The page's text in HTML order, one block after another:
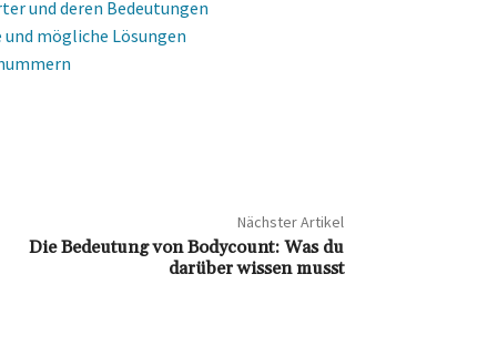
und deren Bedeutungen
mögliche Lösungen
Nächster Artikel
Die Bedeutung von Bodycount: Was du
darüber wissen musst